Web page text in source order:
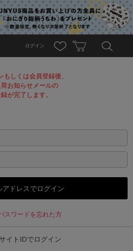
ログイン
もしくは会員登録後、
お知らせメールの
が完了します。
スワードを忘れた方
イトIDでログイン